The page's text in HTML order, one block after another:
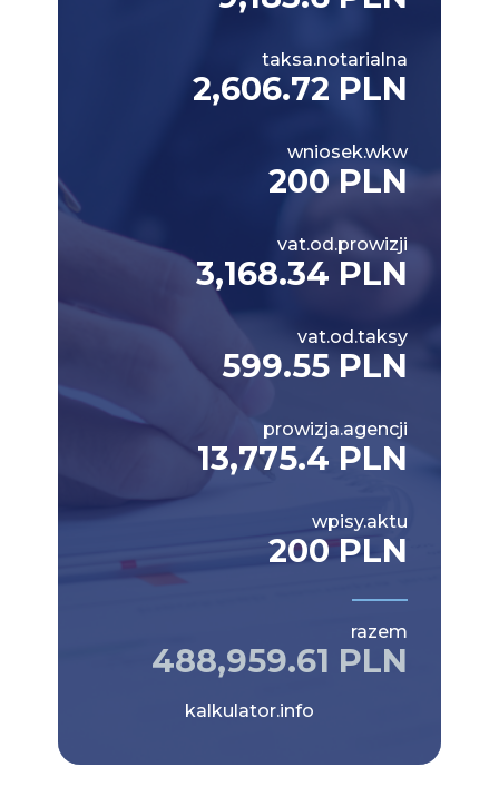
taksa.notarialna
2,606.72 PLN
wniosek.wkw
200 PLN
vat.od.prowizji
3,168.34 PLN
vat.od.taksy
599.55 PLN
prowizja.agencji
13,775.4 PLN
wpisy.aktu
200 PLN
razem
488,959.61 PLN
kalkulator.info